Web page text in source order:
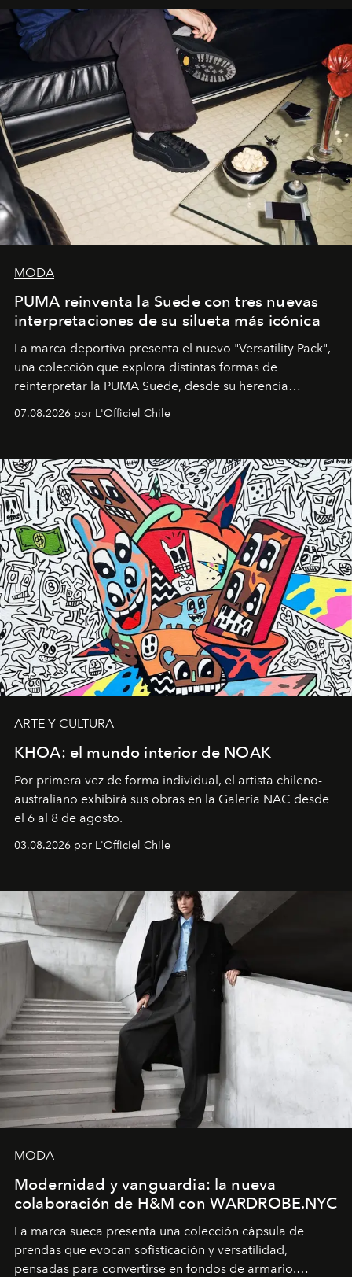
y la filosofía detrás de la propuesta.
MODA
PUMA reinventa la Suede con tres nuevas
interpretaciones de su silueta más icónica
La marca deportiva presenta el nuevo "Versatility Pack",
una colección que explora distintas formas de
reinterpretar la PUMA Suede, desde su herencia
deportiva hasta una mirada moderna inspirada en el
diseño y el universo outdoor.
07.08.2026 por L'Officiel Chile
ARTE Y CULTURA
KHOA: el mundo interior de NOAK
Por primera vez de forma individual, el artista chileno-
australiano exhibirá sus obras en la Galería NAC desde
el 6 al 8 de agosto.
03.08.2026 por L'Officiel Chile
MODA
Modernidad y vanguardia: la nueva
colaboración de H&M con WARDROBE.NYC
La marca sueca presenta una colección cápsula de
prendas que evocan sofisticación y versatilidad,
pensadas para convertirse en fondos de armario.